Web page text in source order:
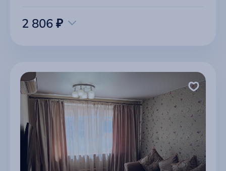
2 806 ₽